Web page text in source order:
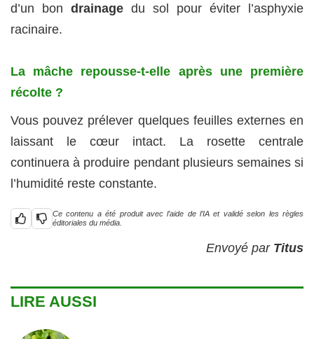
d’un bon drainage du sol pour éviter l’asphyxie
racinaire.
La mâche repousse-t-elle après une première
récolte ?
Vous pouvez prélever quelques feuilles externes en
laissant le cœur intact. La rosette centrale
continuera à produire pendant plusieurs semaines si
l’humidité reste constante.
Ce contenu a été produit avec l’aide de l’IA et validé selon les règles
éditoriales du média.
Envoyé par Titus
LIRE AUSSI